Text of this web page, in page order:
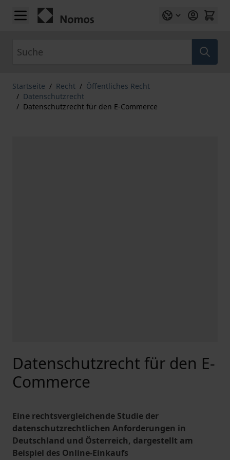
Zum Inhalt springen
Startseite / Recht / Öffentliches Recht
/ Datenschutzrecht
/ Datenschutzrecht für den E-Commerce
Datenschutzrecht für den E-
Commerce
Eine rechtsvergleichende Studie der
datenschutzrechtlichen Anforderungen in
Deutschland und Österreich, dargestellt am
Beispiel des Online-Einkaufs